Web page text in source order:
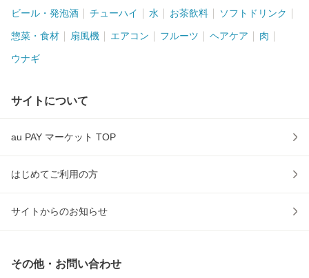
ビール・発泡酒 チューハイ 水 お茶飲料 ソフトドリンク
惣菜・食材 扇風機 エアコン フルーツ ヘアケア 肉
ウナギ
サイトについて
au PAY マーケット TOP
はじめてご利用の方
サイトからのお知らせ
その他・お問い合わせ